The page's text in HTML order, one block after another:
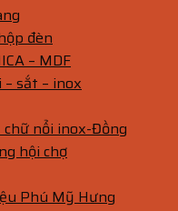
đèn
– MDF
sắt – inox
chữ nổi inox-Đồng
hội chợ
Phú Mỹ Hưng